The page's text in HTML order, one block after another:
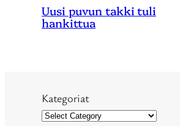
Uusi puvun takki tuli
hankittua
Kategoriat